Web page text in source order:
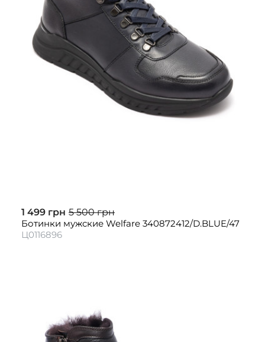
1 499 грн 5 500 грн
Ботинки мужские Welfare 340872412/D.BLUE/47
Ц0116896